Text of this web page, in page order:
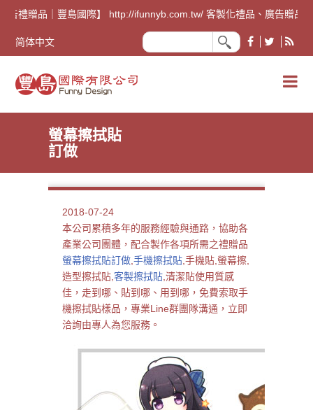
告禮贈品｜豐島國際】 http://ifunnyb.com.tw/ 客製化禮品、廣告贈品
简体中文
螢幕擦拭貼
訂做
2018-07-24
本公司累積多年的服務經驗與通路，協助各
產業公司團體，配合製作各項所需之禮贈品
螢幕擦拭貼訂做 手機擦拭貼 ,手機貼,螢幕擦,
造型擦拭貼, 客製擦拭貼 ,清潔貼使用質感
佳，走到哪、貼到哪、用到哪，免費索取手
機擦拭貼樣品，專業Line群團隊溝通，立即
洽詢由專人為您服務。